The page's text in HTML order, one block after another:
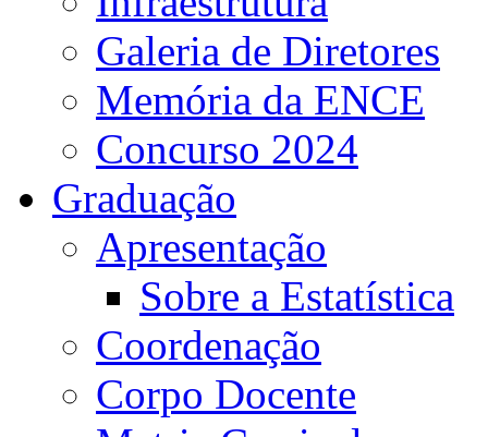
Galeria de Diretores
Memória da ENCE
Concurso 2024
Graduação
Apresentação
Sobre a Estatística
Coordenação
Corpo Docente